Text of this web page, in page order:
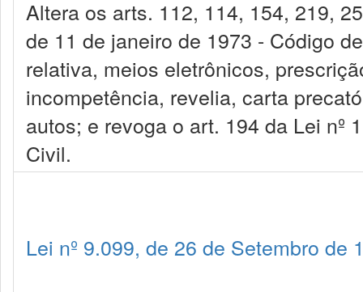
Altera os arts. 112, 114, 154, 219,
de 11 de janeiro de 1973 - Código
relativa, meios eletrônicos,
incompetência, revelia, carta
autos; e revoga o art. 194 da Lei nº
Civil.
Lei nº 9.099, de 26 de Setembro de